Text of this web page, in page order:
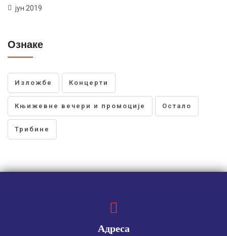
јун 2019
Ознаке
Изложбе Концерти
Књижевне вечери и промоције Остало
Трибине
Адреса